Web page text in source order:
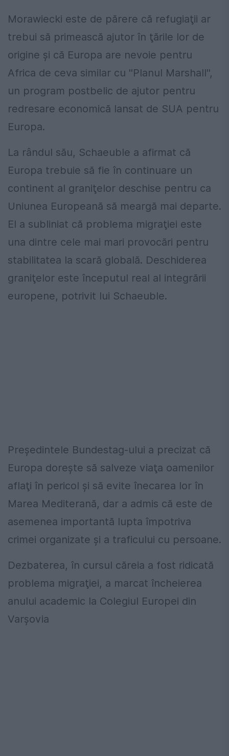
Morawiecki este de părere că refugiaţii ar
trebui să primească ajutor în ţările lor de
origine şi că Europa are nevoie pentru
Africa de ceva similar cu ''Planul Marshall'',
un program postbelic de ajutor pentru
redresare economică lansat de SUA pentru
Europa.
La rândul său, Schaeuble a afirmat că
Europa trebuie să fie în continuare un
continent al graniţelor deschise pentru ca
Uniunea Europeană să meargă mai departe.
El a subliniat că problema migraţiei este
una dintre cele mai mari provocări pentru
stabilitatea la scară globală. Deschiderea
graniţelor este începutul real al integrării
europene, potrivit lui Schaeuble.
Preşedintele Bundestag-ului a precizat că
Europa doreşte să salveze viaţa oamenilor
aflaţi în pericol şi să evite înecarea lor în
Marea Mediterană, dar a admis că este de
asemenea importantă lupta împotriva
crimei organizate şi a traficului cu persoane.
Dezbaterea, în cursul căreia a fost ridicată
problema migraţiei, a marcat încheierea
anului academic la Colegiul Europei din
Varşovia